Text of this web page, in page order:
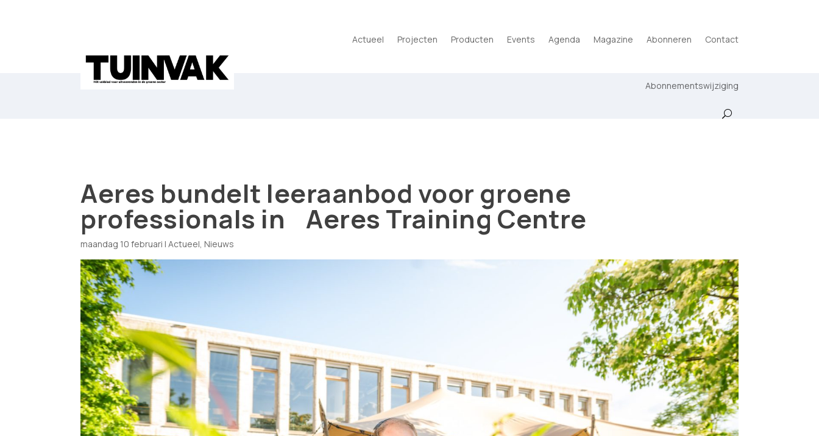
Actueel Projecten Producten Events Agenda Magazine Abonneren Contact
Abonnementswijziging
Aeres bundelt leeraanbod voor groene
professionals in Aeres Training Centre
maandag 10 februari | Actueel Nieuws